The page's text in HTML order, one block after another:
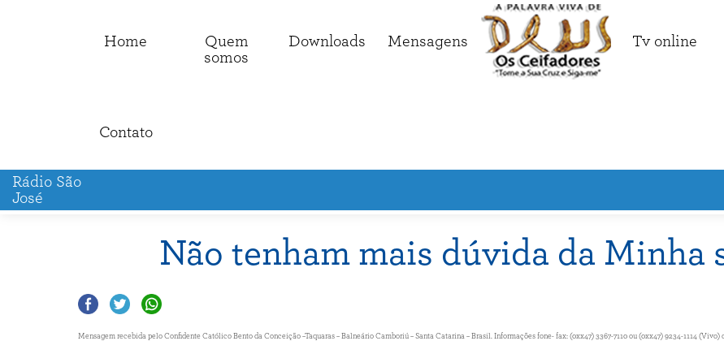
Home
Quem
somos
Downloads Mensagens Tv online
Contato
Rádio São
José
Não tenham mais dúvida da Minha
Mensagem recebida pelo Confidente Católico Bento da Conceição –Taquaras – Balneário Camboriú – Santa Catarina – Brasil. Informações fone- fax: (0xx47) 3367-7110 ou (0xx47) 9234-1114 (Vivo)